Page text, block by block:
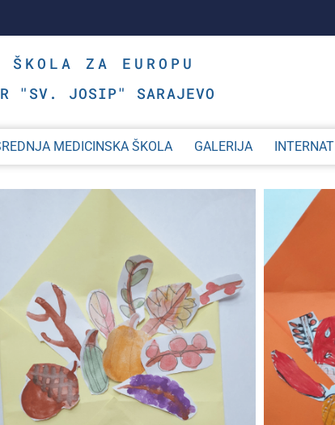
ZA EUROPU
"SV. JOSIP" SARAJEVO
MEDICINSKA ŠKOLA GALERIJA INTERNAT